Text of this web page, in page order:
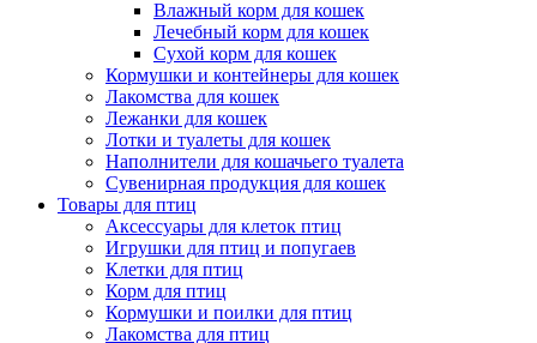
Влажный корм для кошек
Лечебный корм для кошек
Сухой корм для кошек
Кормушки и контейнеры для кошек
Лакомства для кошек
Лежанки для кошек
Лотки и туалеты для кошек
Наполнители для кошачьего туалета
Сувенирная продукция для кошек
Товары для птиц
Аксессуары для клеток птиц
Игрушки для птиц и попугаев
Клетки для птиц
Корм для птиц
Кормушки и поилки для птиц
Лакомства для птиц